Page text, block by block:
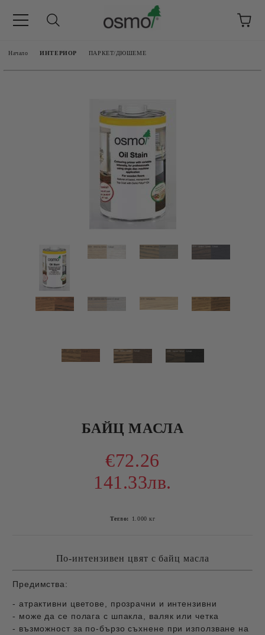
Начало ИНТЕРИОР ПАРКЕТ/ДЮШЕМЕ
БАЙЦ МАСЛА
€72.26
141.33лв.
Тегло: 1.000 кг
По-интензивен цвят с байц масла
Предимства:
- атрактивни цветове, прозрачни и интензивни
- може да се полага с шпакла, валяк или четка
- възможност за по-бързо съхнене при използване на